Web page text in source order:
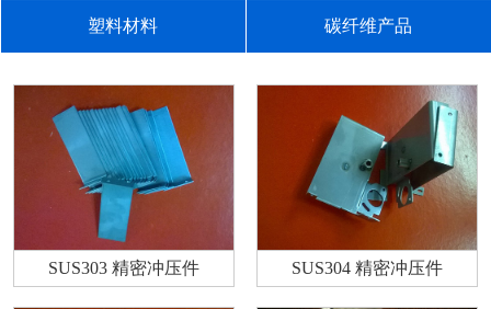
塑料材料 碳纤维产品
SUS303 精密冲压件 SUS304 精密冲压件